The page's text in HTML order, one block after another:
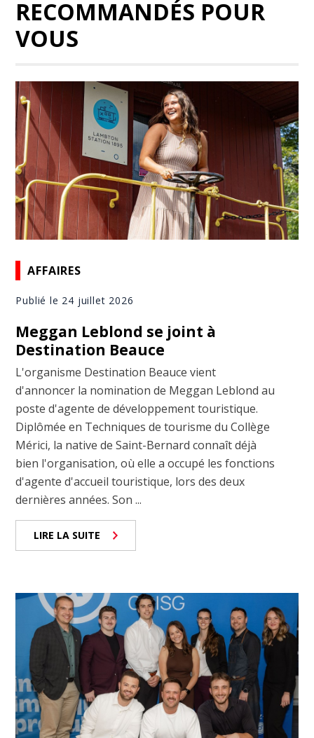
RECOMMANDÉS POUR
VOUS
AFFAIRES
Publié le 24 juillet 2026
Meggan Leblond se joint à
Destination Beauce
L'organisme Destination Beauce vient
d'annoncer la nomination de Meggan Leblond au
poste d'agente de développement touristique.
Diplômée en Techniques de tourisme du Collège
Mérici, la native de Saint-Bernard connaît déjà
bien l'organisation, où elle a occupé les fonctions
d'agente d'accueil touristique, lors des deux
dernières années. Son ...
LIRE LA SUITE